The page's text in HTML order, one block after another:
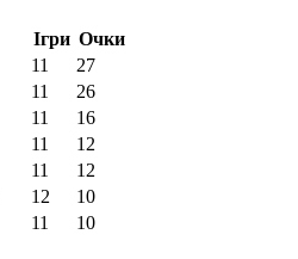
Ігри Очки
11
27
11
26
11
16
11
12
11
12
12
10
11 10